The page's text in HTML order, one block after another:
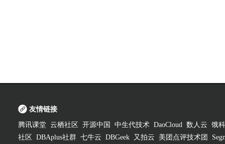
友情链接
腾讯课堂 云栖社区 开源中国 中生代技术 DaoCloud 数人云 饿
社区
DBAplus社群 七牛云 DBGeek 又拍云 美团点评技术团